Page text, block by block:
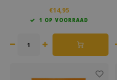
eenvoudig zelf in elkaar.
€14,95
1 OP VOORRAAD